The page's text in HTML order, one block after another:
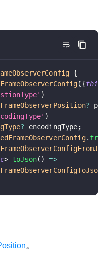
安全、全球化的即时聊天云服
一个整体播放体验最佳的
，实现人与人、人与物、物与
v6.5.0
v6.3.2
v6.3.1
v6.3.0
v6.2.2
{
({this
)
?
)
? encodingType;
.
> toJson( ) =>
。